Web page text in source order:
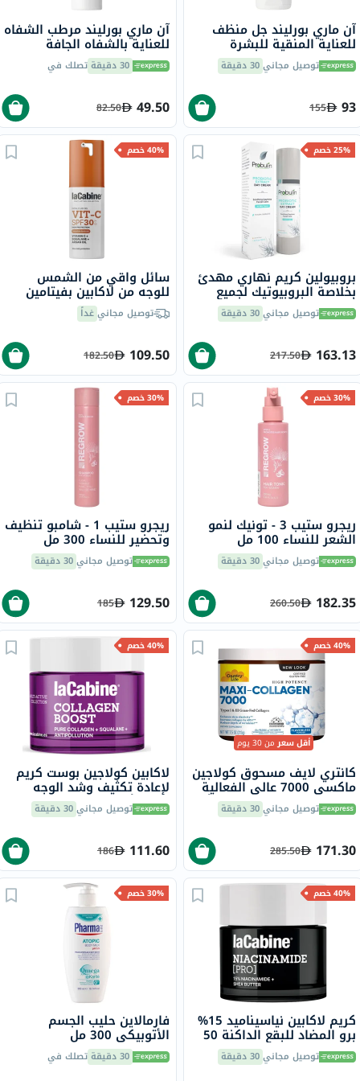
آن ماري بورليند جل منظف
للعناية المنقية للبشرة
المعرضة للبقع وحب الشباب،
150 مل توصيل مجاني30 دقيقة
93
155
آن ماري بورليند مرطب الشفاه
للعناية بالشفاه الجافة
والمتشققة 4.8 جرام
30 دقيقة تصلك في
49.50
82.50
25% خصم
بروبيولين كريم نهاري مهدئ
بخلاصة البروبيوتيك لجميع
أنواع البشرة 50 مل
توصيل مجاني30 دقيقة
163.13
217.50
40% خصم
سائل واقي من الشمس
للوجه من لاكابين بفيتامين
سي بعامل حماية من الشمس
30، 30 ملتوصيل مجانيغداً
109.50
182.50
30% خصم
ريجرو ستيب 3 - تونيك لنمو
الشعر للنساء 100 مل
توصيل مجاني30 دقيقة
182.35
260.50
30% خصم
ريجرو ستيب 1 - شامبو تنظيف
وتحضير للنساء 300 مل
توصيل مجاني30 دقيقة
129.50
185
40% خصم
أقل سعرمن 30 يوم
كانتري لايف مسحوق كولاجين
ماكسي 7000 عالي الفعالية
مع فيتامين سي وفيتامين أ
والبيوتين لشد البشرة بدون
توصيل مجاني30 دقيقة
171.30
285.50
40% خصم
لاكابين كولاجين بوست كريم
لإعادة تكثيف وشد الوجه
لجميع أنواع البشرة 50 مل
توصيل مجاني30 دقيقة
111.60
186
40% خصم
كريم لاكابين نياسيناميد 15%
برو المضاد للبقع الداكنة 50
مل توصيل مجاني30 دقيقة
30% خصم
فارمالاين حليب الجسم
الأتوبيكي 300 مل
30 دقيقة تصلك في